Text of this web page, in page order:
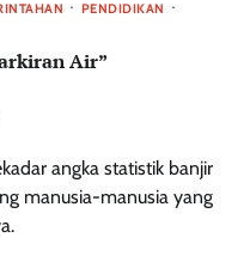
PENDIDIKAN
Air”
angka statistik banjir
manusia-manusia yang